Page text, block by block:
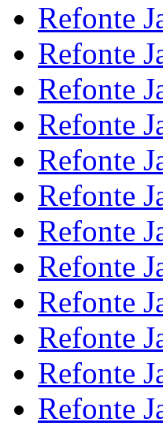
Refonte
Refonte
Refonte
Refonte
Refonte
Refonte
Refonte
Refonte
Refonte
Refonte
Refonte
Refonte